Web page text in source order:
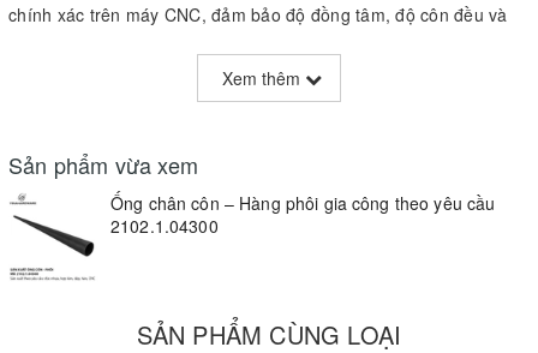
chính xác trên máy CNC, đảm bảo độ đồng tâm, độ côn đều và
Đường kính đầu nhỏ:Ø20–25mm
Chiều dài tiêu chuẩn:tùy chỉnh
Vật liệu:
Cán côn, hàn kín, mài bóng, xử lý chống gỉ
Xem thêm
Sản phẩm vừa xem
Ống chân côn – Hàng phôi gia công theo yêu cầu
2102.1.04300
SẢN PHẨM CÙNG LOẠI